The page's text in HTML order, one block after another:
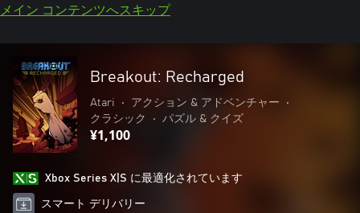
メイン コンテンツへスキップ
Breakout: Recharged
Atari • アクション & アドベンチャー
•
クラシック
• パズル & クイズ
¥1,100
Xbox Series X|S に最適化されています
スマート デリバリー